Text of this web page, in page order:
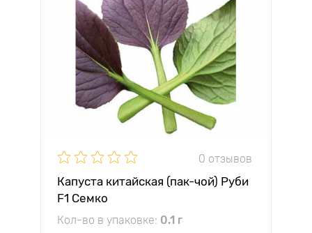
0 отзывов
Капуста китайская (пак-чой) Руби
F1 Семко
Кол-во в упаковке: 0.1 г